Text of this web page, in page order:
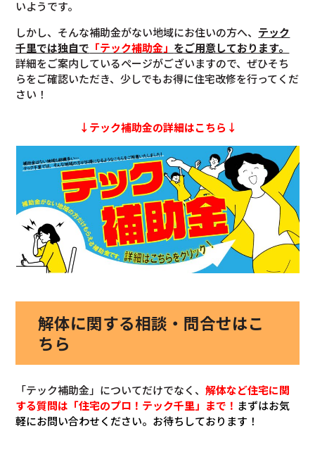
いようです。
しかし、そんな補助金がない地域にお住いの方へ、 テック
千里では独自で 「テック補助金」 をご用意しております。
詳細をご案内しているページがございますので、ぜひそち
らをご確認いただき、少しでもお得に住宅改修を行ってくだ
さい！
↓テック補助金の詳細はこちら↓
解体に関する相談・問合せはこ
ちら
「テック補助金」についてだけでなく、解体など住宅に関
する質問は「住宅のプロ！テック千里」まで！ まずはお気
軽にお問い合わせください。お待ちしております！